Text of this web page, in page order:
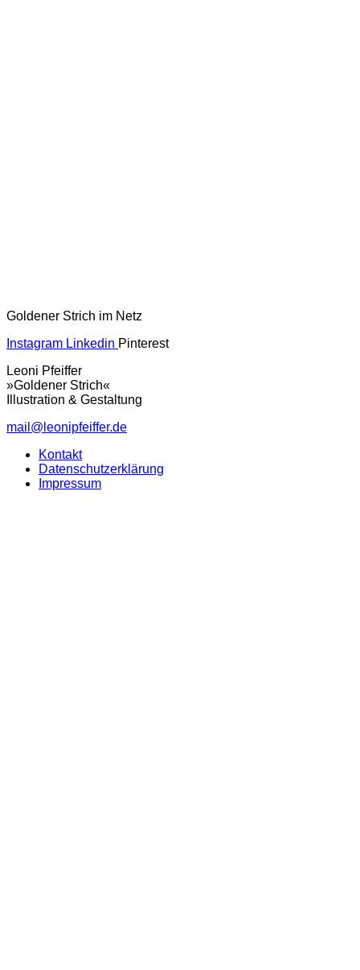
Goldener Strich im Netz
Instagram Linkedin Pinterest
Leoni Pfeiffer
»Goldener Strich«
Illustration & Gestaltung
mail@leonipfeiffer.de
Kontakt
Datenschutzerklärung
Impressum